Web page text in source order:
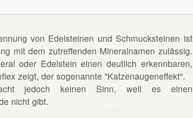
von Edelsteinen und Schmucksteinen ist
mit dem zutreffenden Mineralnamen zulässig.
oder Edelstein einen deutlich erkennbaren,
zeigt, der sogenannte "Katzenaugeneffekt".
jedoch keinen Sinn, weil es einen
nicht gibt.